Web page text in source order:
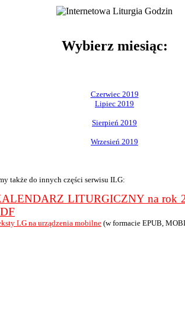
Wybierz miesiąc:
Czerwiec 2019
Lipiec 2019
Sierpień 2019
Wrzesień 2019
także do innych części serwisu ILG:
LITURGICZNY na rok
LG na urządzenia mobilne (w formacie EPUB,